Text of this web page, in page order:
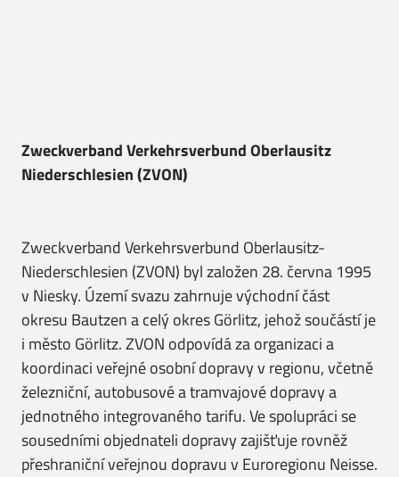
Zweckverband Verkehrsverbund Oberlausitz
Niederschlesien (ZVON)
Zweckverband Verkehrsverbund Oberlausitz-
Niederschlesien (ZVON) byl založen 28. června 1995
v Niesky. Území svazu zahrnuje východní část
okresu Bautzen a celý okres Görlitz, jehož součástí je
i město Görlitz. ZVON odpovídá za organizaci a
koordinaci veřejné osobní dopravy v regionu, včetně
železniční, autobusové a tramvajové dopravy a
jednotného integrovaného tarifu. Ve spolupráci se
sousedními objednateli dopravy zajišťuje rovněž
přeshraniční veřejnou dopravu v Euroregionu Neisse.